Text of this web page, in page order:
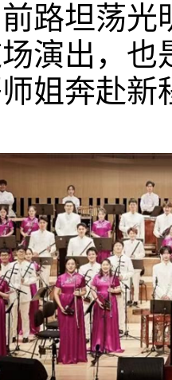
路坦荡光
演出，
姐奔赴